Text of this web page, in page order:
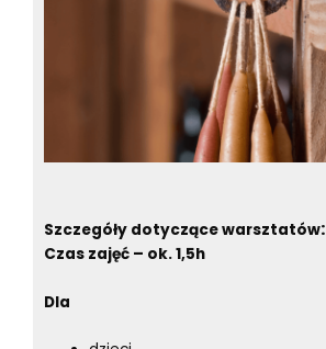
Szczegóły dotyczące warsztatów:
Czas zajęć – ok.1,5h
Dla